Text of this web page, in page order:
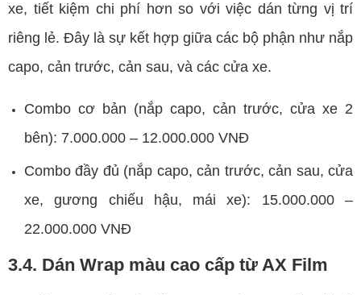
xe, tiết kiệm chi phí hơn so với việc dán từng vị trí
riêng lẻ. Đây là sự kết hợp giữa các bộ phận như nắp
capo, cản trước, cản sau, và các cửa xe.
Combo cơ bản (nắp capo, cản trước, cửa xe 2
bên): 7.000.000 – 12.000.000 VNĐ
Combo đầy đủ (nắp capo, cản trước, cản sau, cửa
xe, gương chiếu hậu, mái xe): 15.000.000 –
22.000.000 VNĐ
3.4. Dán Wrap màu cao cấp từ AX Film